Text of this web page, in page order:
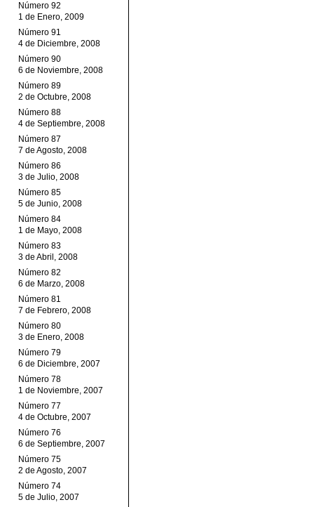
Número 92
1 de Enero, 2009
Número 91
4 de Diciembre, 2008
Número 90
6 de Noviembre, 2008
Número 89
2 de Octubre, 2008
Número 88
4 de Septiembre, 2008
Número 87
7 de Agosto, 2008
Número 86
3 de Julio, 2008
Número 85
5 de Junio, 2008
Número 84
1 de Mayo, 2008
Número 83
3 de Abril, 2008
Número 82
6 de Marzo, 2008
Número 81
7 de Febrero, 2008
Número 80
3 de Enero, 2008
Número 79
6 de Diciembre, 2007
Número 78
1 de Noviembre, 2007
Número 77
4 de Octubre, 2007
Número 76
6 de Septiembre, 2007
Número 75
2 de Agosto, 2007
Número 74
5 de Julio, 2007